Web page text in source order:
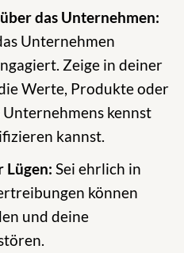
das Unternehmen:
Unternehmen
Zeige in deiner
Werte, Produkte oder
kennst
kannst.
Lügen: Sei ehrlich in
können
und deine